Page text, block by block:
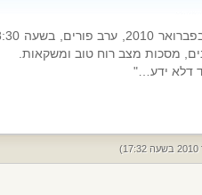
מסכות מצב רוח טוב ומשקאות.
דלא ידע…"